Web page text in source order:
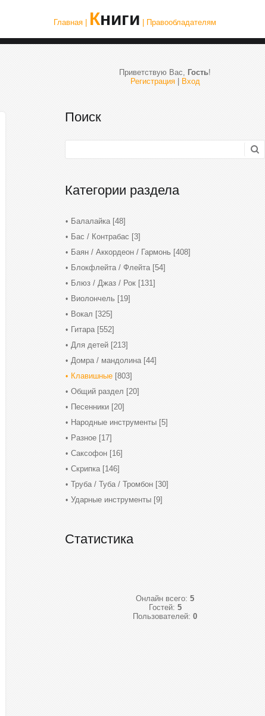
Главная | Книги | Правообладателям
Приветствую Вас, Гость!
Регистрация| Вход
Поиск
Категории раздела
Балалайка [48]
Бас / Контрабас [3]
Баян / Аккордеон / Гармонь [408]
Блокфлейта / Флейта [54]
Блюз / Джаз / Рок [131]
Виолончель [19]
Вокал [325]
Гитара [552]
Для детей [213]
Домра / мандолина [44]
Клавишные [803]
Общий раздел [20]
Песенники [20]
Народные инструменты [5]
Разное [17]
Саксофон [16]
Скрипка [146]
Труба / Туба / Тромбон [30]
Ударные инструменты [9]
Статистика
Онлайн всего: 5
Гостей: 5
Пользователей: 0